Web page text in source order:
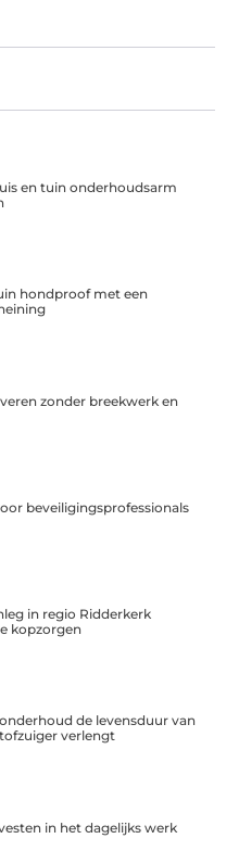
en tuin onderhoudsarm
hondproof met een
zonder breekwerk en
beveiligingsprofessionals
in regio Ridderkerk
kopzorgen
de levensduur van
verlengt
in het dagelijks werk